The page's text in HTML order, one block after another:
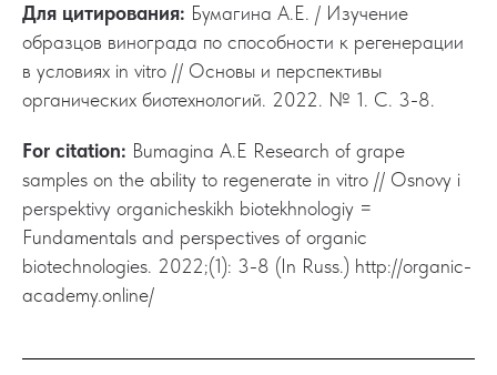
Для цитирования: Бумагина А.Е. / Изучение
образцов винограда по способности к регенерации
в условиях in vitro // Основы и перспективы
органических биотехнологий. 2022. № 1. С. 3-8.
For citation: Bumagina A.E Research of grape
samples on the ability to regenerate in vitro // Osnovy i
perspektivy organicheskikh biotekhnologiy =
Fundamentals and perspectives of organic
biotechnologies. 2022;(1): 3-8 (In Russ.) http://organic-
academy.online/